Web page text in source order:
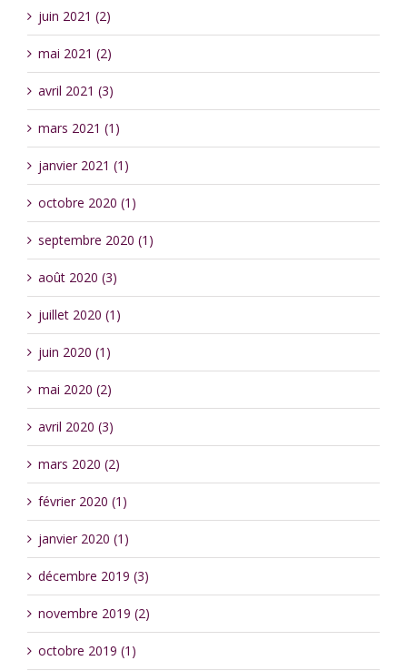
juin 2021 (2)
mai 2021 (2)
avril 2021 (3)
mars 2021 (1)
janvier 2021 (1)
octobre 2020 (1)
septembre 2020 (1)
août 2020 (3)
juillet 2020 (1)
juin 2020 (1)
mai 2020 (2)
avril 2020 (3)
mars 2020 (2)
février 2020 (1)
janvier 2020 (1)
décembre 2019 (3)
novembre 2019 (2)
octobre 2019 (1)